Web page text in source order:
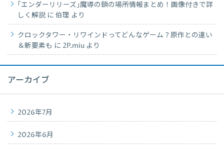
｢エンダーリリーズ｣魔導の鎖の場所情報まとめ！画像付きで詳
しく解説 に 伯理 より
クロックタワー・リワインドってどんなゲーム？原作との違い
＆新要素も に 2P.miu より
アーカイブ
2026年7月
2026年6月